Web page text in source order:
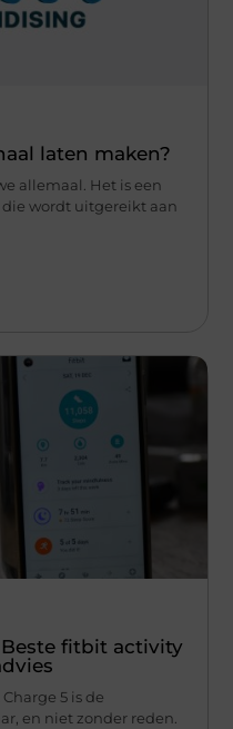
laten maken?
allemaal. Het is een
wordt uitgereikt aan
fitbit activity
5 is de
en niet zonder reden.